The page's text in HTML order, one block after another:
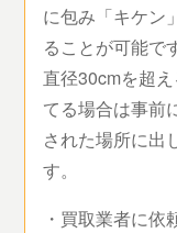
に包み「キケン
ることが可能で
直径30cmを超
てる場合は事前
された場所に出
す。
・買取業者に依